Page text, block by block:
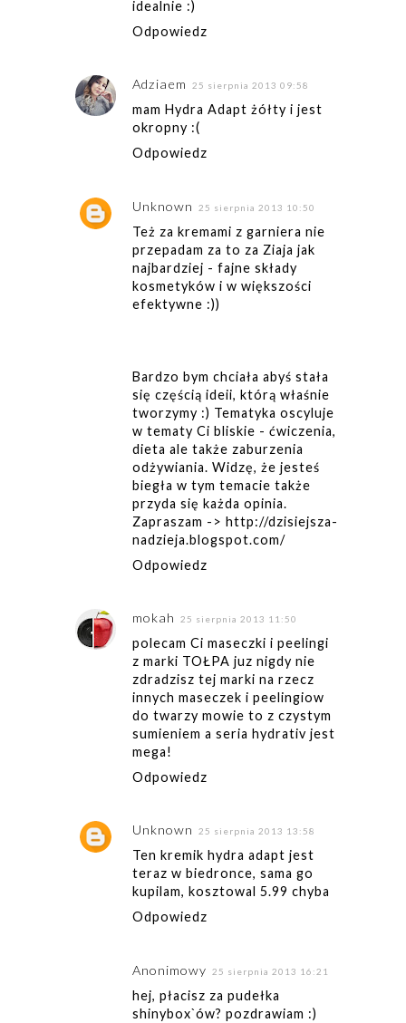
idealnie :)
Odpowiedz
Adziaem 25 sierpnia 2013 09:58
mam Hydra Adapt żółty i jest
okropny :(
Odpowiedz
Unknown 25 sierpnia 2013 10:50
Też za kremami z garniera nie
przepadam za to za Ziaja jak
najbardziej - fajne składy
kosmetyków i w większości
efektywne :))
Bardzo bym chciała abyś stała
się częścią ideii, którą właśnie
tworzymy :) Tematyka oscyluje
w tematy Ci bliskie - ćwiczenia,
dieta ale także zaburzenia
odżywiania. Widzę, że jesteś
biegła w tym temacie także
przyda się każda opinia.
Zapraszam -> http://dzisiejsza-
nadzieja.blogspot.com/
Odpowiedz
mokah 25 sierpnia 2013 11:50
polecam Ci maseczki i peelingi
z marki TOŁPA juz nigdy nie
zdradzisz tej marki na rzecz
innych maseczek i peelingiow
do twarzy mowie to z czystym
sumieniem a seria hydrativ jest
mega!
Odpowiedz
Unknown 25 sierpnia 2013 13:58
Ten kremik hydra adapt jest
teraz w biedronce, sama go
kupilam, kosztowal 5.99 chyba
Odpowiedz
Anonimowy 25 sierpnia 2013 16:21
hej, płacisz za pudełka
shinybox`ów? pozdrawiam :)